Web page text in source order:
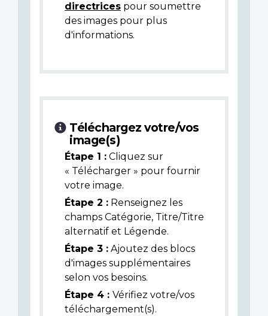
directrices pour soumettre
des images pour plus
d'informations.
Téléchargez votre/vos
image(s)
Étape 1 : Cliquez sur
« Télécharger » pour fournir
votre image.
Étape 2 : Renseignez les
champs Catégorie, Titre/Titre
alternatif et Légende.
Étape 3 : Ajoutez des blocs
d'images supplémentaires
selon vos besoins.
Étape 4 : Vérifiez votre/vos
téléchargement(s).